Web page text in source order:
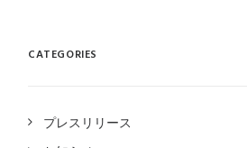
CATEGORIES
プレスリリース